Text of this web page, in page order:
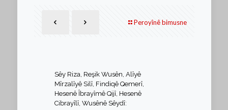
Peroyînê bimusne
Sêy Riza, Reşik Wusên, Alîyê
Mîrzalîyê Silî, Findiqê Qemerî,
Hesenê Îbrayîmê Qijî, Hesenê
Cibrayîlî, Wusênê Sêydî: